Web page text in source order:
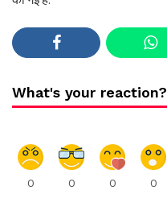
What's your reaction?
0 0 0 0